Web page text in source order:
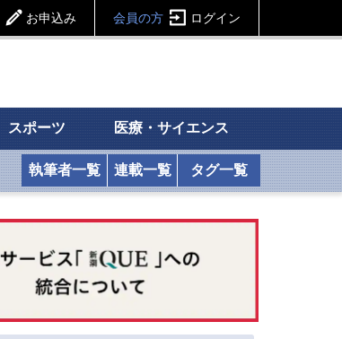
お申込み 会員の方 ログイン
スポーツ 医療・サイエンス
執筆者一覧 連載一覧 タグ一覧